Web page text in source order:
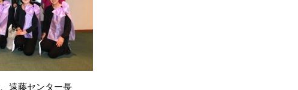
遠藤センター長